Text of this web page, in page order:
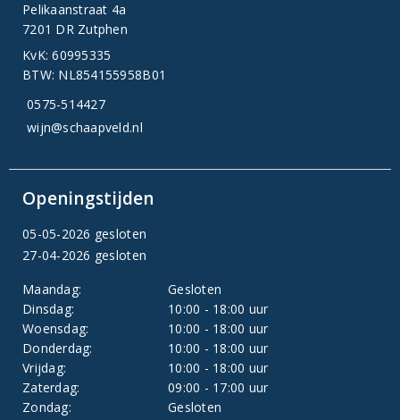
Pelikaanstraat 4a
7201 DR Zutphen
KvK: 60995335
BTW: NL854155958B01
0575-514427
wijn@schaapveld.nl
Openingstijden
05-05-2026 gesloten
27-04-2026 gesloten
Maandag:
Gesloten
Dinsdag:
10:00 - 18:00 uur
Woensdag:
10:00 - 18:00 uur
Donderdag:
10:00 - 18:00 uur
Vrijdag:
10:00 - 18:00 uur
Zaterdag:
09:00 - 17:00 uur
Zondag:
Gesloten